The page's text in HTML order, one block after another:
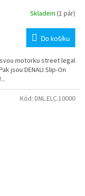
Skladem (1 pár)
Do košíku
svou motorku street legal
jsou DENALI Slip-On
Kód: DNL.ELC.10000